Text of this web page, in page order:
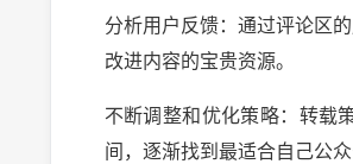
分析用户反馈：通过评论区
改进内容的宝贵资源。
不断调整和优化策略：转载
间，逐渐找到最适合自己公众